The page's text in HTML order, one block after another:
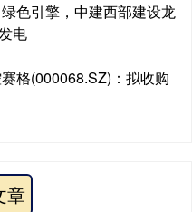
色引擎，中建西部建设龙
电
格(000068.SZ)：拟收购
章